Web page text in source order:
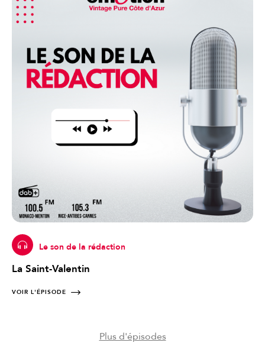
Le son de la rédaction
La Saint-Valentin
VOIR L'ÉPISODE
Plus d'épisodes